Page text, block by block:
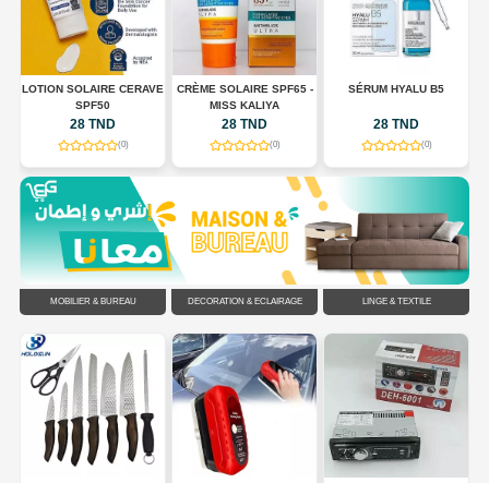
LOTION SOLAIRE CERAVE
SPF50
28 TND
(0)
CRÈME SOLAIRE SPF65 -
MISS KALIYA
28 TND
(0)
SÉRUM HYALU B5
28 TND
(0)
MOBILIER & BUREAU DÉCORATION & ÉCLAIRAGE LINGE & TEXTILE